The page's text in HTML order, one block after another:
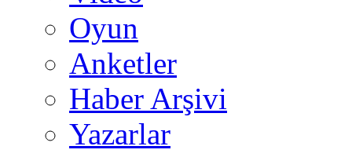
Oyun
Anketler
Haber Arşivi
Yazarlar